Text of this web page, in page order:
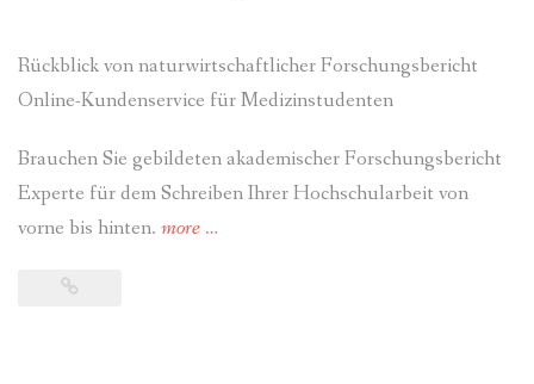
Rückblick von naturwirtschaftlicher Forschungsbericht
Online-Kundenservice für Medizinstudenten
Brauchen Sie gebildeten akademischer Forschungsbericht
Experte für dem Schreiben Ihrer Hochschularbeit von
vorne bis hinten. more “Rückblick
…